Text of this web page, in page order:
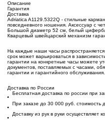
Описание
Гарантия
Доставка
Adriatica A1129.5322Q - стильные
повседневного ношения. Аксессуар с
Большой диаметр 52 см, белый
Кварцевый швейцарский механизм
На каждые наши часы
срок может варьироваться в
гарантии на конкретные часы можете
документов, поставляемых с часами,
гарантии и гарантийного обслуживания.
Доставка по России
Бесплатная доставка по россии при
При заказе до 30 000 руб. стоимость
Доставку из рук в руки осуществляет